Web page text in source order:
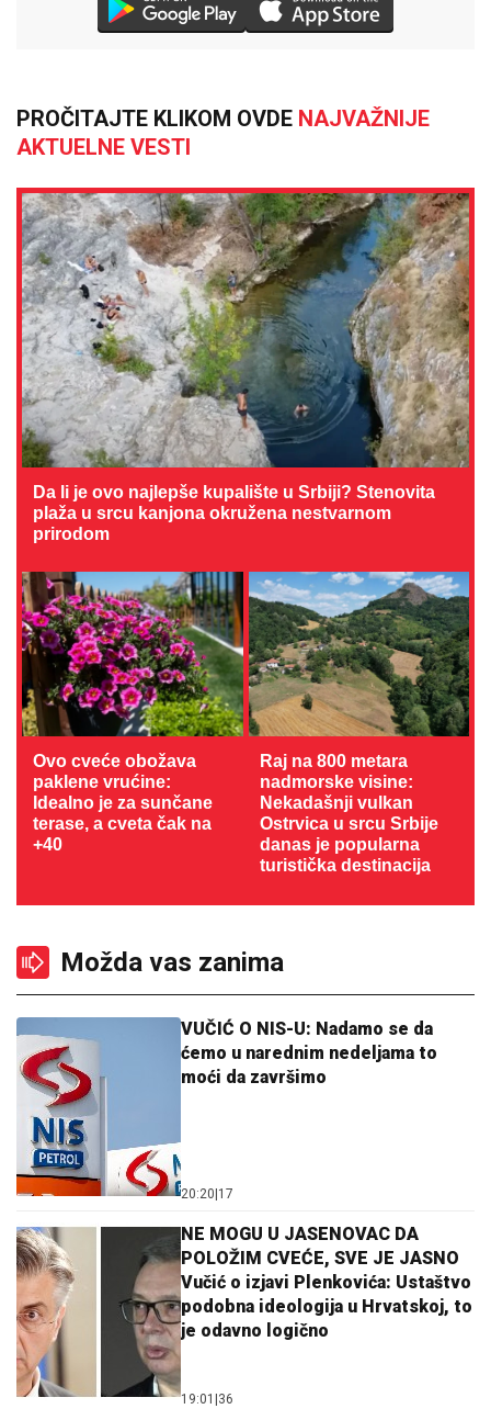
PROČITAJTE KLIKOM OVDE NAJVAŽNIJE
AKTUELNE VESTI
Da li je ovo najlepše kupalište u Srbiji? Stenovita
plaža u srcu kanjona okružena nestvarnom
prirodom
Ovo cveće obožava
paklene vrućine:
Idealno je za sunčane
terase, a cveta čak na
+40
Raj na 800 metara
nadmorske visine:
Nekadašnji vulkan
Ostrvica u srcu Srbije
danas je popularna
turistička destinacija
Možda vas zanima
VUČIĆ O NIS-U: Nadamo se da
ćemo u narednim nedeljama to
moći da završimo
20:20 17
NE MOGU U JASENOVAC DA
POLOŽIM CVEĆE, SVE JE JASNO
Vučić o izjavi Plenkovića: Ustaštvo
podobna ideologija u Hrvatskoj, to
je odavno logično
19:01 36